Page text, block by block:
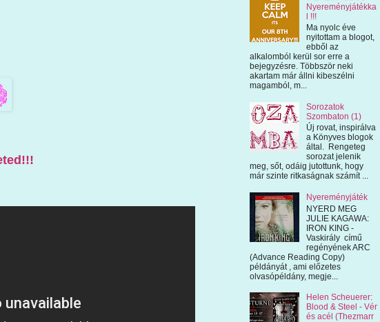
Nyereményjátékka
l !!!
Ma nyolc éve
nyitottam a blogot,
ebből az
alkalomból kerül sor erre a
bejegyzésre. Többször neki
akartam már állni kibeszélni
magamból, m...
Sorozatok
Szombaton (1)
Új rovat, inspirálva
a Könyves blogok
által. Rengeteg
sorozat jelenik
meg, sőt, odáig jutottunk, hogy
már szinte ritkaságnak számít ...
Nyereményjáték
NYERD MEG
JULIE KAGAWA:
IRON KING -
Vaskirály című
regényének ARC
(Advance Reading Copy)
példányát , ami előzetes
olvasópéldány, megje...
Helen Scheuerer:
Blood & Steel - Vér
és acél (Thezmarr